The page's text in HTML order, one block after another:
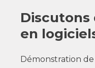
Discutons
en
Démonstration